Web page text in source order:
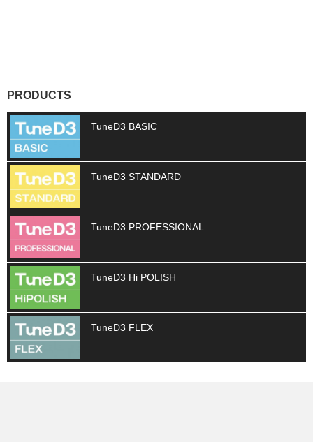
PRODUCTS
TuneD3 BASIC
TuneD3 STANDARD
TuneD3 PROFESSIONAL
TuneD3 Hi POLISH
TuneD3 FLEX